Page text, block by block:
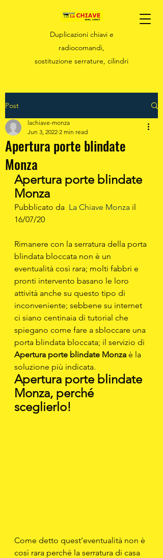
Duplicazioni chiavi e
radiocomandi,
sostituzione serrature, cilindri
Post
Apertura porte blindate
Monza
lachiave-monza
Jun 3, 2022 2 min read
Apertura porte blindate
Monza
Pubblicato da La Chiave Monza il
16/07/20
Rimanere con la serratura della porta
blindata bloccata non è un
eventualità così rara; molti fabbri e
pronti intervento basano le loro
attività anche su questo tipo di
inconveniente; sebbene su internet
ci siano centinaia di tutorial che
spiegano come fare a sbloccare una
porta blindata bloccata; il servizio di
Apertura porte blindate Monza è la
soluzione più indicata.
Apertura porte blindate
Monza, perché
sceglierlo!
Come detto quest’eventualità non è
così rara perché la serratura di casa